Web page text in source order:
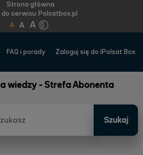
Strona główna
serwisu Polsatbox.pl
A A A
FAQ i porady Zaloguj się do iPolsat Box
wiedzy - Strefa Abonenta
Szukaj